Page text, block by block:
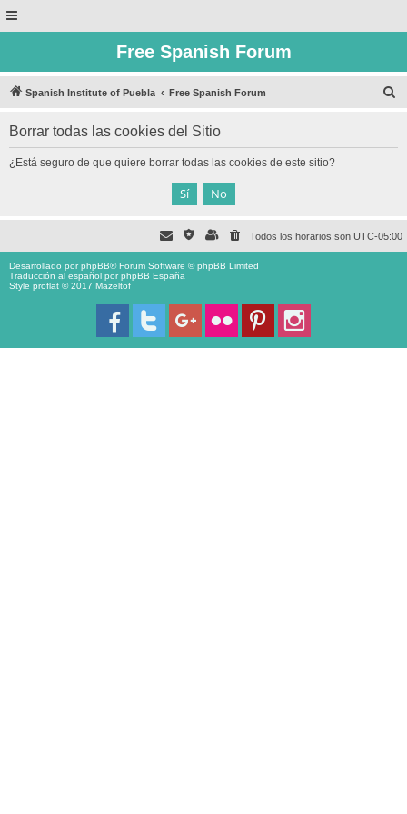
Free Spanish Forum
Spanish Institute of Puebla Free Spanish Forum
Borrar todas las cookies del Sitio
¿Está seguro de que quiere borrar todas las cookies de este sitio?
Todos los horarios son UTC-05:00
Desarrollado porphpBB® Forum Software © phpBB Limited
Traducción al español porphpBB España
Style proflat © 2017 Mazeltof